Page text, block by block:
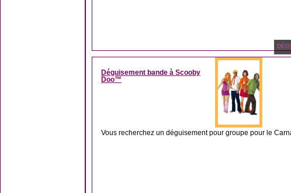
Déguisement bande à Scooby
Doo™
Vous recherchez un déguisement pour groupe pour le